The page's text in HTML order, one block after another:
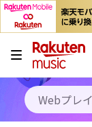
キャンペ
料金プラ
使い方